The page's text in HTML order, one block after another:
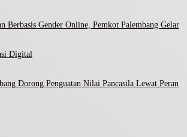
Berbasis Gender Online, Pemkot Palembang Gelar
Digital
Dorong Penguatan Nilai Pancasila Lewat Peran